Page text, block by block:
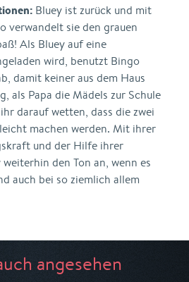
Bluey ist zurück und mit
verwandelt sie den grauen
Als Bluey auf eine
wird, benutzt Bingo
damit keiner aus dem Haus
als Papa die Mädels zur Schule
darauf wetten, dass die zwei
machen werden. Mit ihrer
und der Hilfe ihrer
den Ton an, wenn es
auch bei so ziemlich allem
angesehen